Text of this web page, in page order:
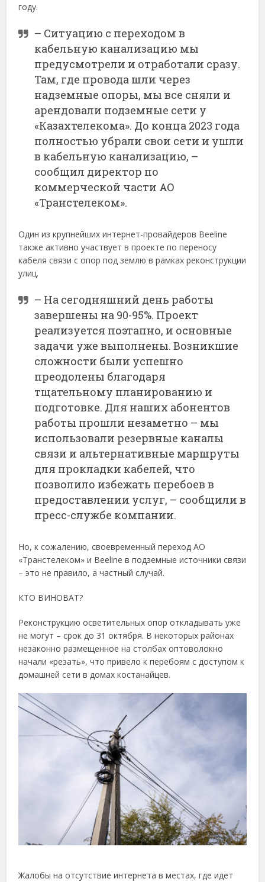
году.
– Ситуацию с переходом в
кабельную канализацию мы
предусмотрели и отработали сразу.
Там, где провода шли через
надземные опоры, мы все сняли и
арендовали подземные сети у
«Казахтелекома». До конца 2023 года
полностью убрали свои сети и ушли
в кабельную канализацию, –
сообщил директор по
коммерческой части АО
«Транстелеком».
Один из крупнейших интернет-провайдеров Beeline
также активно участвует в проекте по переносу
кабеля связи с опор под землю в рамках реконструкции
улиц.
– На сегодняшний день работы
завершены на 90-95%. Проект
реализуется поэтапно, и основные
задачи уже выполнены. Возникшие
сложности были успешно
преодолены благодаря
тщательному планированию и
подготовке. Для наших абонентов
работы прошли незаметно – мы
использовали резервные каналы
связи и альтернативные маршруты
для прокладки кабелей, что
позволило избежать перебоев в
предоставлении услуг, – сообщили в
пресс-службе компании.
Но, к сожалению, своевременный переход АО
«Транстелеком» и Beeline в подземные источники связи
– это не правило, а частный случай.
КТО ВИНОВАТ?
Реконструкцию осветительных опор откладывать уже
не могут – срок до 31 октября. В некоторых районах
незаконно размещенное на столбах оптоволокно
начали «резать», что привело к перебоям с доступом к
домашней сети в домах костанайцев.
Жалобы на отсутствие интернета в местах, где идет